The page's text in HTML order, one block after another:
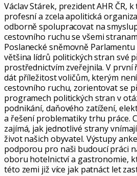
Václav Stárek, prezident AHR ČR,
profesní a zcela apolitická
odborně spolupracovat na
cestovního ruchu se všemi
Poslanecké sněmovně Parlamentu
většina lídrů politických stran své
prostřednictvím zveřejnila. V první
dát příležitost voličům, kterým
cestovního ruchu, zorientovat se
programech politických stran v
podnikání, daňového zatížení,
a řešení problematiky trhu práce.
zajímá, jak jednotlivé strany
život našich obyvatel. Výstupy
podporou pro naši budoucí práci
oboru hotelnictví a gastronomie,
této zemi již více jak patnáct let